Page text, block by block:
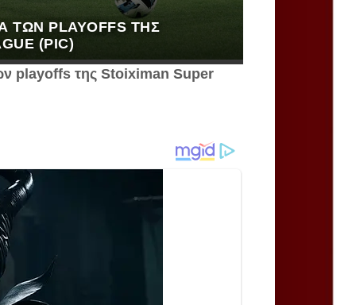
ΤΩΝ PLAYOFFS ΤΗΣ
(PIC)
playoffs της Stoiximan Super